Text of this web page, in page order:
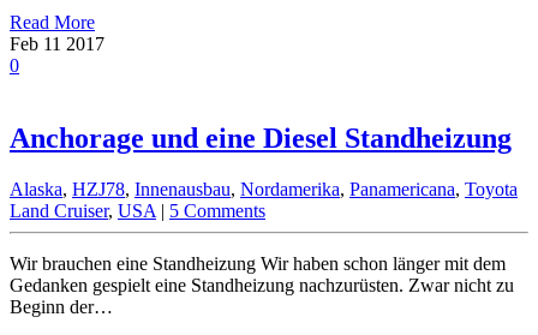
Read More
Feb 11 2017
0
Anchorage und eine Diesel Standheizung
Alaska, HZJ78, Innenausbau, Nordamerika, Panamericana, Toyota
Land Cruiser, USA | 5 Comments
Wir brauchen eine Standheizung Wir haben schon länger mit dem
Gedanken gespielt eine Standheizung nachzurüsten. Zwar nicht zu
Beginn der…